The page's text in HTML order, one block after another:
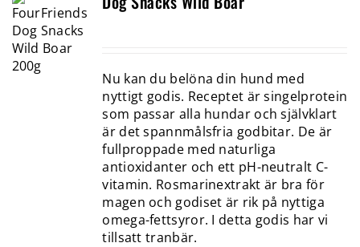
Nu kan du belöna din hund med
nyttigt godis. Receptet är singelprotein
som passar alla hundar och självklart
är det spannmålsfria godbitar. De är
fullproppade med naturliga
antioxidanter och ett pH-neutralt C-
vitamin. Rosmarinextrakt är bra för
magen och godiset är rik på nyttiga
omega-fettsyror. I detta godis har vi
tillsatt tranbär.